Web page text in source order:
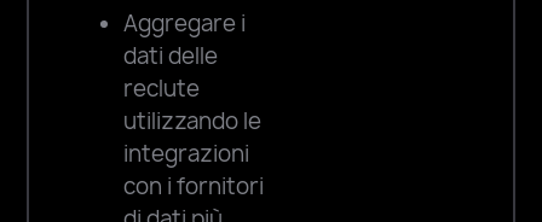
testo tempestivi,
personalizzati e
visivamente
accattivanti alle
reclute integrando la
tua tecnologia di
comunicazione con i
Aggregare i
dati delle
reclute
utilizzando le
integrazioni
con i fornitori